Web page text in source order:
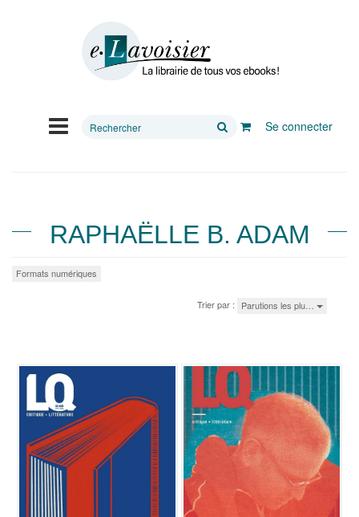
Rechercher
Se connecter
RAPHAËLLE B. ADAM
Formats numériques
Trier par : Parutions les plu…